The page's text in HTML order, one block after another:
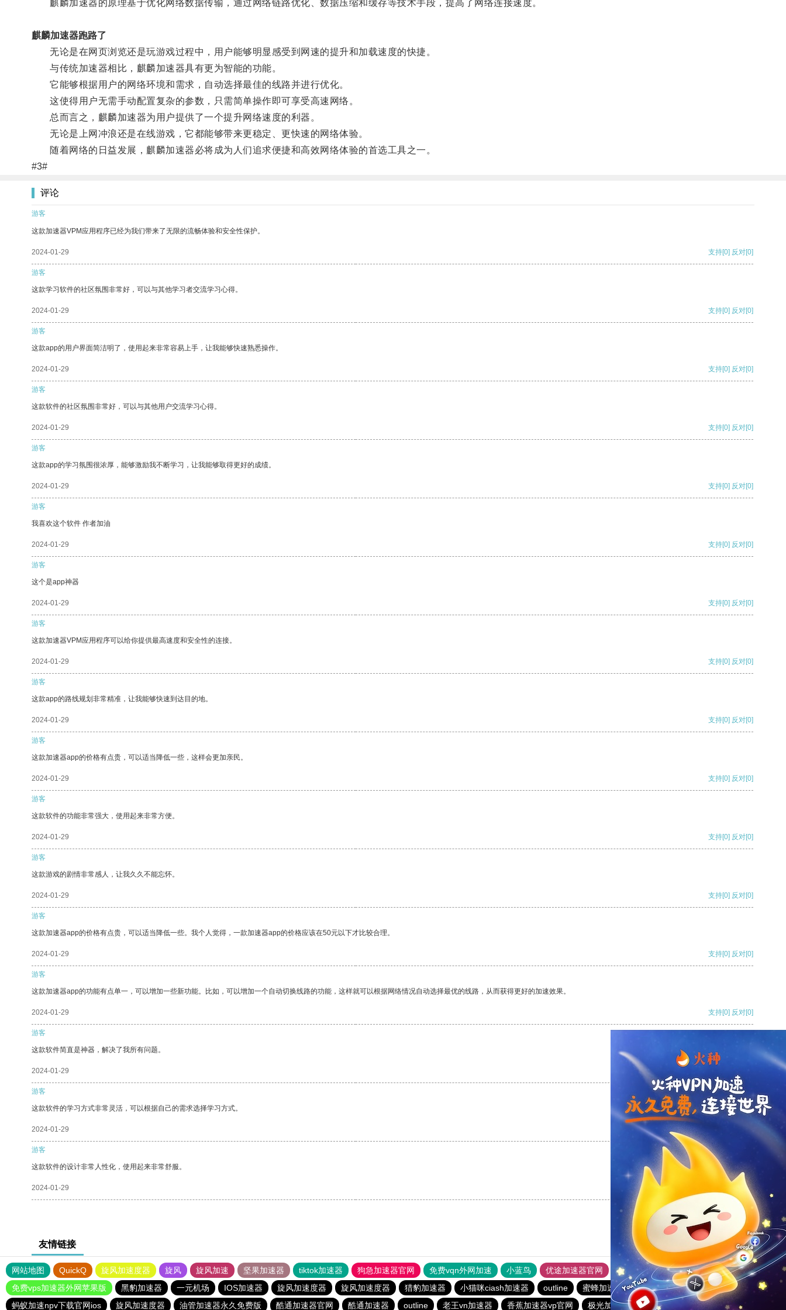
麒麟加速器的原理基于优化网络数据传输，通过网络链路优化、数据压缩和缓存等技术手段，提高了网络连接速度。
麒麟加速器跑路了
无论是在网页浏览还是玩游戏过程中，用户能够明显感受到网速的提升和加载速度的快捷。
与传统加速器相比，麒麟加速器具有更为智能的功能。
它能够根据用户的网络环境和需求，自动选择最佳的线路并进行优化。
这使得用户无需手动配置复杂的参数，只需简单操作即可享受高速网络。
总而言之，麒麟加速器为用户提供了一个提升网络速度的利器。
无论是上网冲浪还是在线游戏，它都能够带来更稳定、更快速的网络体验。
随着网络的日益发展，麒麟加速器必将成为人们追求便捷和高效网络体验的首选工具之一。
#3#
评论
游客
这款加速器VPM应用程序已经为我们带来了无限的流畅体验和安全性保护。
2024-01-29 支持[0] 反对[0]
游客
这款学习软件的社区氛围非常好，可以与其他学习者交流学习心得。
2024-01-29 支持[0] 反对[0]
游客
这款app的用户界面简洁明了，使用起来非常容易上手，让我能够快速熟悉操作。
2024-01-29 支持[0] 反对[0]
游客
这款软件的社区氛围非常好，可以与其他用户交流学习心得。
2024-01-29 支持[0] 反对[0]
游客
这款app的学习氛围很浓厚，能够激励我不断学习，让我能够取得更好的成绩。
2024-01-29 支持[0] 反对[0]
游客
我喜欢这个软件 作者加油
2024-01-29 支持[0] 反对[0]
游客
这个是app神器
2024-01-29 支持[0] 反对[0]
游客
这款加速器VPM应用程序可以给你提供最高速度和安全性的连接。
2024-01-29 支持[0] 反对[0]
游客
这款app的路线规划非常精准，让我能够快速到达目的地。
2024-01-29 支持[0] 反对[0]
游客
这款加速器app的价格有点贵，可以适当降低一些，这样会更加亲民。
2024-01-29 支持[0] 反对[0]
游客
这款软件的功能非常强大，使用起来非常方便。
2024-01-29 支持[0] 反对[0]
游客
这款游戏的剧情非常感人，让我久久不能忘怀。
2024-01-29 支持[0] 反对[0]
游客
这款加速器app的价格有点贵，可以适当降低一些。我个人觉得，一款加速器app的价格应该在50元以下才比较合理。
2024-01-29 支持[0] 反对[0]
游客
这款加速器app的功能有点单一，可以增加一些新功能。比如，可以增加一个自动切换线路的功能，这样就可以根据网络情况自动选择最优的线路，从而获得更好的加速效果。
2024-01-29 支持[0] 反对[0]
游客
这款软件简直是神器，解决了我所有问题。
2024-01-29
游客
这款软件的学习方式非常灵活，可以根据自己的需求选择学习方式。
2024-01-29 反对
游客
这款软件的设计非常人性化，使用起来非常舒服。
2024-01-29 反对[0]
友情链接
网站地图 QuickQ 旋风加速度器 旋风 旋风加速 坚果加速器 tiktok加速器 狗急加速器官网 免费vqn外网加速 小蓝鸟 优途加速器官网 风驰加速器 旋风加速器
八戒看书
免费vps加速器外网苹果版
黑豹加速器 一元机场 IOS加速器 旋风加速度器 旋风加速度器 猎豹加速器 小猫咪ciash加速器 outline 蜜蜂加速器 ios加速器
快橙加速器
蚂蚁加速npv下载官网ios
旋风加速度器 油管加速器永久免费版 酷通加速器官网 酷通加速器 outline 老王vn加速器 香蕉加速器vp官网 极光加速器 outline 酷通npv加速器